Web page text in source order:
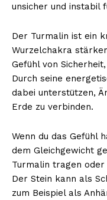
unsicher und instabil
Der Turmalin ist ein
Wurzelchakra
Gefühl von
Durch seine
dabei unterstützen,
Erde zu verbinden.
Wenn du das Gefühl
dem Gleichgewicht
Turmalin tragen
Der Stein kann als
zum Beispiel als